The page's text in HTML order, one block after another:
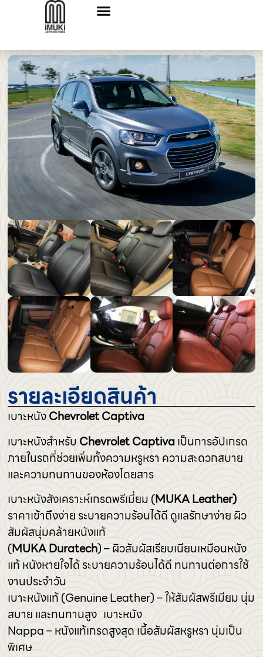
รายละเอียดสินค้า
เบาะหนังChevrolet Captiva
เบาะหนังสำหรับ Chevrolet Captivaเป็นการอัปเกรด
ภายในรถที่ช่วยเพิ่มทั้งความหรูหรา ความสะดวกสบาย
และความทนทานของห้องโดยสาร
เบาะหนังสังเคราะห์เกรดพรีเมี่ยม (MUKA Leather)
ราคาเข้าถึงง่าย ระบายความร้อนได้ดี ดูแลรักษาง่าย ผิว
สัมผัสนุ่มคล้ายหนังแท้
(MUKA Duratech) – ผิวสัมผัสเรียบเนียนเหมือนหนัง
แท้ หนังหายใจได้ ระบายความร้อนได้ดี ทนทานต่อการใช้
งานประจำวัน
เบาะหนังแท้ (Genuine Leather) – ให้สัมผัสพรีเมียม นุ่ม
สบาย และทนทานสูง เบาะหนัง
Nappa – หนังแท้เกรดสูงสุด เนื้อสัมผัสหรูหรา นุ่มเป็น
พิเศษ